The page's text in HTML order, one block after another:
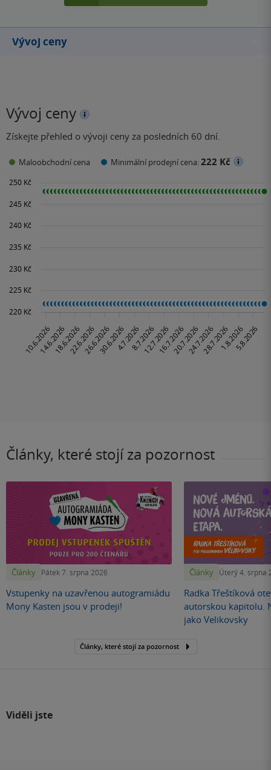
Vývoj ceny
Vývoj ceny
Získejte přehled o vývoji ceny za posledních 60 dní.
Maloobchodní cena Minimální prodejní cena:222 Kč
Články, které stojí za pozornost
Články Pátek 7. srpna 2026
Vstupenky na uzavřenou autogramiádu
Mony Kasten jsou v prodeji!
Články Úterý 4. srpna
Radka Třeštíková
autorskou kapitolu.
jako Velikovsky
Články, které stojí za pozornost
Viděli jste